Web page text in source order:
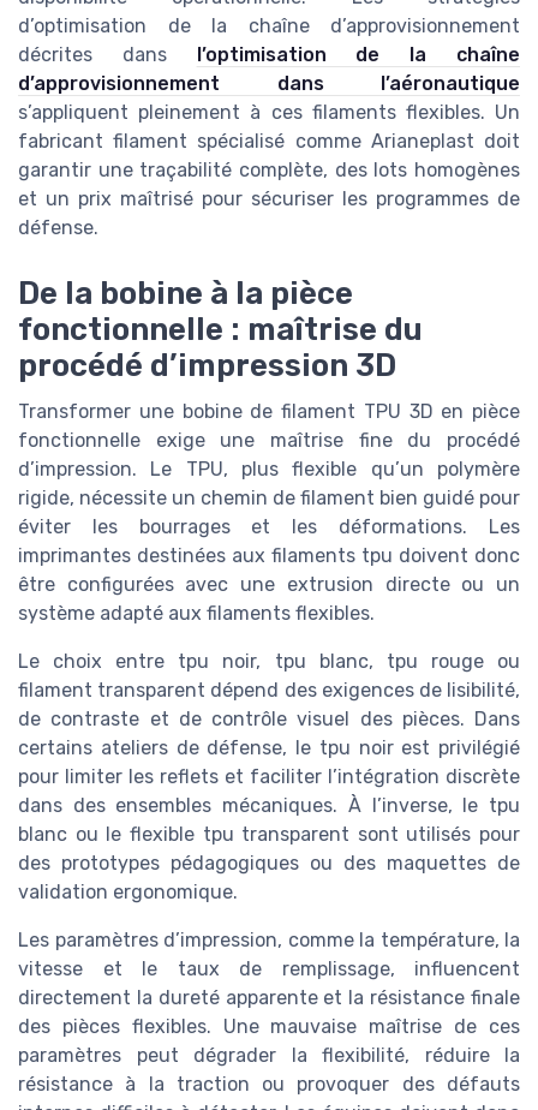
d’optimisation de la chaîne d’approvisionnement
décrites dans
l’optimisation de la chaîne
d’approvisionnement dans l’aéronautique
s’appliquent pleinement à ces filaments flexibles. Un
fabricant filament spécialisé comme Arianeplast doit
garantir une traçabilité complète, des lots homogènes
et un prix maîtrisé pour sécuriser les programmes de
défense.
De la bobine à la pièce
fonctionnelle : maîtrise du
procédé d’impression 3D
Transformer une bobine de filament TPU 3D en pièce
fonctionnelle exige une maîtrise fine du procédé
d’impression. Le TPU, plus flexible qu’un polymère
rigide, nécessite un chemin de filament bien guidé pour
éviter les bourrages et les déformations. Les
imprimantes destinées aux filaments tpu doivent donc
être configurées avec une extrusion directe ou un
système adapté aux filaments flexibles.
Le choix entre tpu noir, tpu blanc, tpu rouge ou
filament transparent dépend des exigences de lisibilité,
de contraste et de contrôle visuel des pièces. Dans
certains ateliers de défense, le tpu noir est privilégié
pour limiter les reflets et faciliter l’intégration discrète
dans des ensembles mécaniques. À l’inverse, le tpu
blanc ou le flexible tpu transparent sont utilisés pour
des prototypes pédagogiques ou des maquettes de
validation ergonomique.
Les paramètres d’impression, comme la température, la
vitesse et le taux de remplissage, influencent
directement la dureté apparente et la résistance finale
des pièces flexibles. Une mauvaise maîtrise de ces
paramètres peut dégrader la flexibilité, réduire la
résistance à la traction ou provoquer des défauts